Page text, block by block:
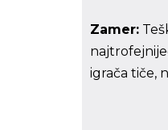
Zamer:
igrača tiče,